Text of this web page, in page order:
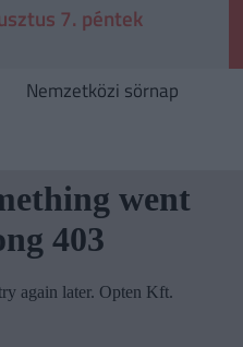
7. péntek
Nemzetközi sörnap